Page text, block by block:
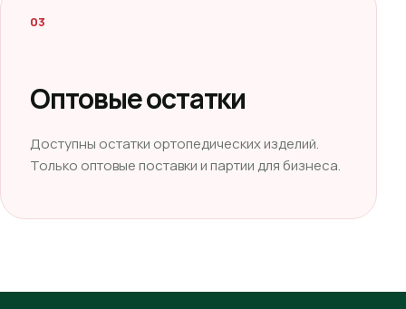
03
Оптовые остатки
Доступны остатки ортопедических изделий.
Только оптовые поставки и партии для бизнеса.